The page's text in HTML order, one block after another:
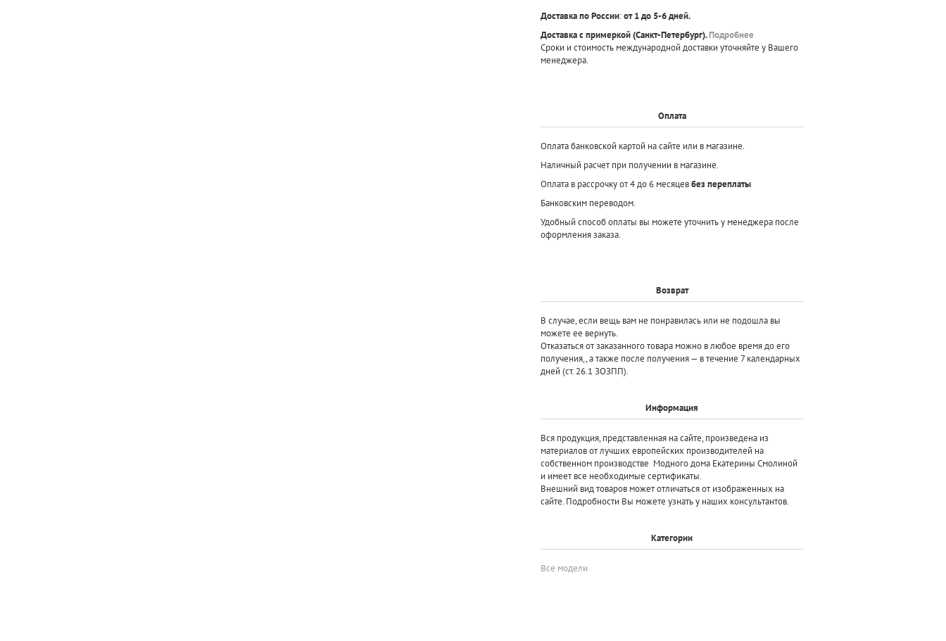
Доставка по России:от 1 до 5-6 дней.
Доставка с примеркой(Санкт-Петербург).Подробнее
Сроки и стоимость международной доставки уточняйте у Вашего
менеджера.
Оплата
Оплата банковской картой на сайте или в магазине.
Наличный расчет при получении в магазине.
Оплата в рассрочку от 4 до 6 месяцевбез переплаты
Банковским переводом.
Удобный способ оплаты вы можете уточнить у менеджера после
оформления заказа.
Возврат
В случае, если вещь вам не понравилась или не подошла вы
можете ее вернуть.
Отказаться от заказанного товара можно в любое время до его
получения,, а также после получения — в течение 7 календарных
дней (ст. 26.1 ЗОЗПП).
Информация
Вся продукция, представленная на сайте, произведена из
материалов от лучших европейских производителей на
собственном производстве Модного дома Екатерины Смолиной
и имеет все необходимые сертификаты.
Внешний вид товаров может отличаться от изображенных на
сайте. Подробности Вы можете узнать у наших консультантов.
Категории
Все модели